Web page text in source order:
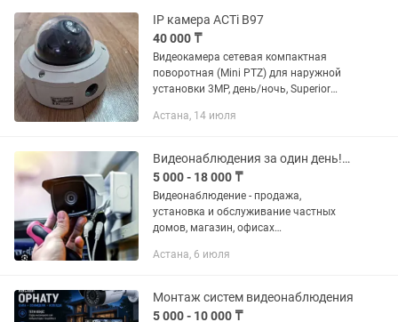
IP камера ACTi B97
40 000 ₸
Видеокамера сетевая компактная
поворотная (Mini PTZ) для наружной
установки 3MP, день/ночь, Superior
объектив, f4.9-49мм/F1.8-3.0, DC iris,
Астана, 14 июля
Видеонаблюдения за один день!Рассрочка! Установка камеры видео наблюдения !
5 000 - 18 000 ₸
Видеонаблюдение - продажа,
установка и обслуживание частных
домов, магазин, офисах
и внутренние видеокамеры с
необходимости),...
Астана, 6 июля
Монтаж систем видеонаблюдения
5 000 - 10 000 ₸